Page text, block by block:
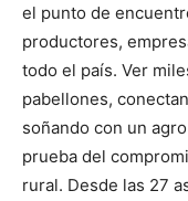
el punto de
productores,
todo el país. Ver
pabellones,
soñando con un
prueba del
rural. Desde las 27